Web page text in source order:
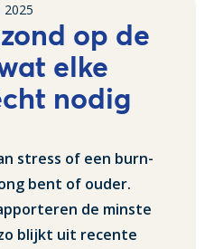
2025
op de
elke
nodig
stress of een burn-
bent of ouder.
de minste
blijkt uit recente